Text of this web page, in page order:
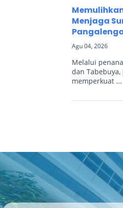
Menjaga
Agu 04, 2026
Melalui
dan
memperkuat ...